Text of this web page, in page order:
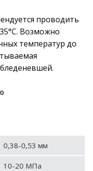
проводить
Возможно
температур до
0,38-0,53 мм
10-20 МПа